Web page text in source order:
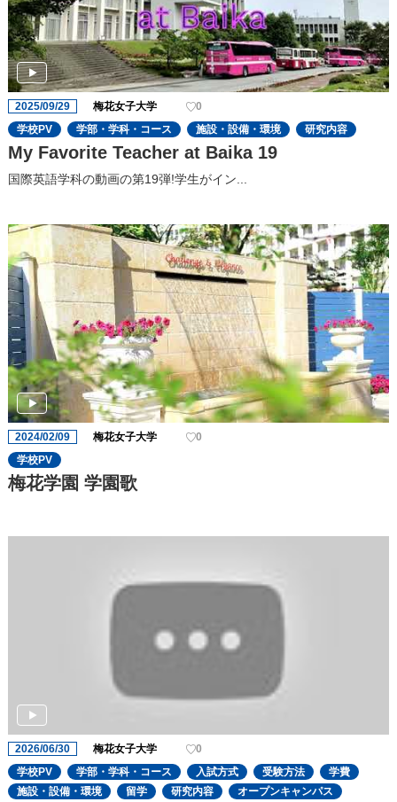
2025/09/29 梅花女子大学
0
学校PV
学部・学科・コース 施設・設備・環境 研究内容
My Favorite Teacher at Baika 19
国際英語学科の動画の第19弾!学生がイン...
2024/02/09 梅花女子大学
0
学校PV
梅花学園 学園歌
2026/06/30 梅花女子大学
0
学校PV
学部・学科・コース 入試方式 受験方法
学費
施設・設備・環境
留学 研究内容
オープンキャンパス